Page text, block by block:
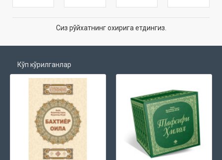
Сиз рўйхатнинг охирига етдингиз.
Кўп кўрилганлар